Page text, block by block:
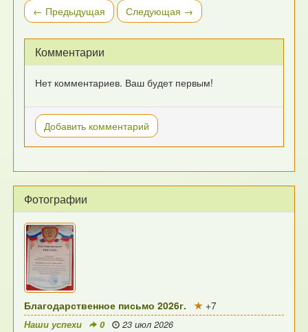
← Предыдущая Следующая →
Комментарии
Нет комментариев. Ваш будет первым!
Добавить комментарий
Фотографии
Благодарственное письмо 2026г. +7
Наши успехи 0 23 июл 2026